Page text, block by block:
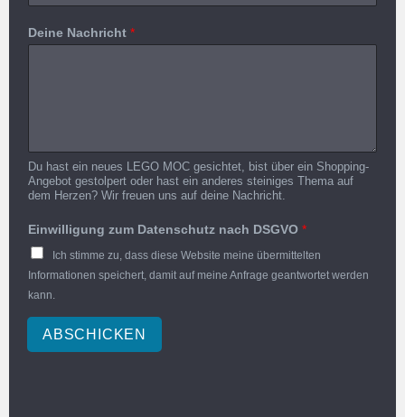
Deine Nachricht *
Du hast ein neues LEGO MOC gesichtet, bist über ein Shopping-
Angebot gestolpert oder hast ein anderes steiniges Thema auf
dem Herzen? Wir freuen uns auf deine Nachricht.
Einwilligung zum Datenschutz nach DSGVO *
Ich stimme zu, dass diese Website meine übermittelten
Informationen speichert, damit auf meine Anfrage geantwortet werden
kann.
ABSCHICKEN